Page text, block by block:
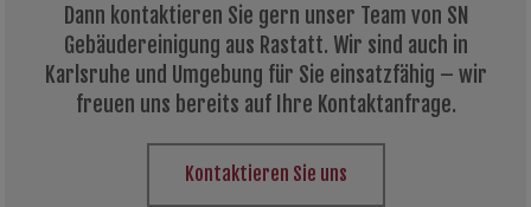
Dann kontaktieren Sie gern unser Team von SN
Gebäudereinigung aus Rastatt. Wir sind auch in
Karlsruhe und Umgebung für Sie einsatzfähig – wir
freuen uns bereits auf Ihre Kontaktanfrage.
Kontaktieren Sie uns